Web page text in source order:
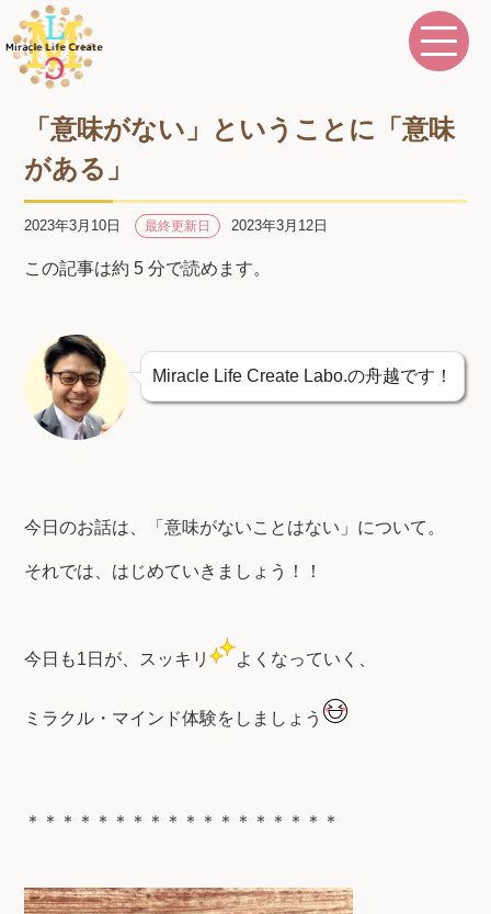
「意味がない」ということに「意味
がある」
2023年3月10日 最終更新日 2023年3月12日
この記事は約 5 分で読めます。
Miracle Life Create Labo.の舟越です！
今日のお話は、「意味がないことはない」について。
それでは、はじめていきましょう！！
今日も1日が、スッキリ よくなっていく、
ミラクル・マインド体験をしましょう
＊＊＊＊＊＊＊＊＊＊＊＊＊＊＊＊＊＊